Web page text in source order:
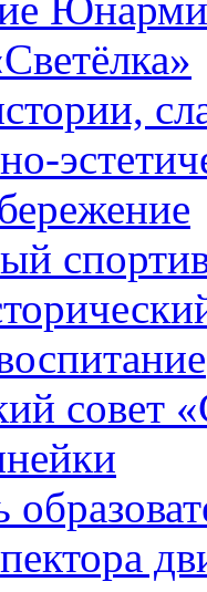
совет